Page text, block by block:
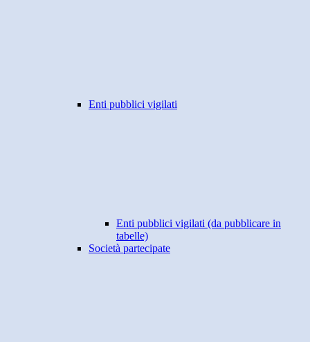
Enti pubblici vigilati
Enti pubblici vigilati (da pubblicare in
tabelle)
Società partecipate